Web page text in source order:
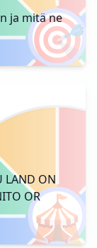
🎯
ja mitä ne
🎪
LAND ON
OR